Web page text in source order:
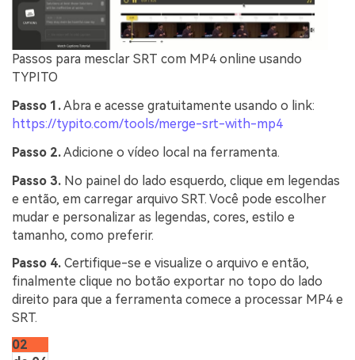
Passos para mesclar SRT com MP4 online usando
TYPITO
Passo 1.Abra e acesse gratuitamente usando o link:
https://typito.com/tools/merge-srt-with-mp4
Passo 2.Adicione o vídeo local na ferramenta.
Passo 3. No painel do lado esquerdo, clique em legendas
e então, em carregar arquivo SRT. Você pode escolher
mudar e personalizar as legendas, cores, estilo e
tamanho, como preferir.
Passo 4. Certifique-se e visualize o arquivo e então,
finalmente clique no botão exportar no topo do lado
direito para que a ferramenta comece a processar MP4 e
SRT.
02